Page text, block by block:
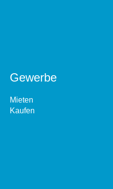
Gewerbe
Mieten
Kaufen